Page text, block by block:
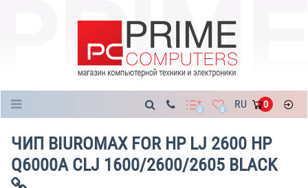
0 0 RU 0
ЧИП BIUROMAX FOR HP LJ 2600 HP
Q6000A CLJ 1600/2600/2605 BLACK